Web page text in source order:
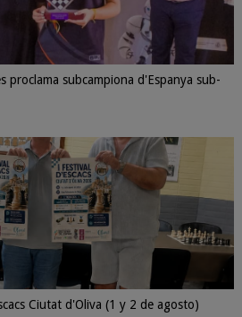
proclama subcampiona d'Espanya sub-
Ciutat d'Oliva (1 y 2 de agosto)